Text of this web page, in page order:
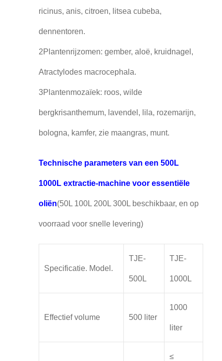
ricinus, anis, citroen, litsea cubeba,
dennentoren.
2Plantenrijzomen: gember, aloë, kruidnagel,
Atractylodes macrocephala.
3Plantenmozaïek: roos, wilde
bergkrisanthemum, lavendel, lila, rozemarijn,
bologna, kamfer, zie maangras, munt.
Technische parameters van een 500L
1000L extractie-machine voor essentiële
oliën(50L 100L 200L 300L beschikbaar, en op
voorraad voor snelle levering)
Specificatie. Model.
TJE-
500L
TJE-
1000L
Effectief volume 500 liter
1000
liter
≤